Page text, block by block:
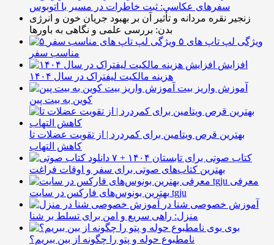
سفرهای عکاسی: ثبت خاطرات در مسیر با اتوبوس
زنجیر نقره مردانه و تأثیر آن بر بهبود جریان خون و انرژی
بدن: بررسی علمی و نگاهی به باورها
۵ ویژگی لپ تاپ های
مناسب سفر
افزایش
هزینه مالکیت لیفتراک در سال ۱۴۰۴
آموزش واریز بیت
کوین به بیت پین
بهترین قرص ویتامین برای کمردرد | از تقویت عضلات تا
کاهش التهاب
۷ کتاب صوتی برای تابستان ۱۴۰۴ +
بهترین کتاب‌های صوتی برای سفر و اوقات فراغت
معرفی
بهترین بونوس‌های فارکس در سایت tgju
آموزش خصوصی شنا در
منزل: راهی سریع و امن برای تسلط بر شنا
بوی
نامطبوع حوله و پتو را چگونه از بین ببریم؟